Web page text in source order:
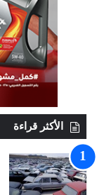
الأكثر قراءة